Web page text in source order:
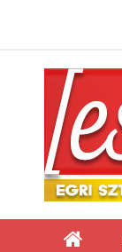
content